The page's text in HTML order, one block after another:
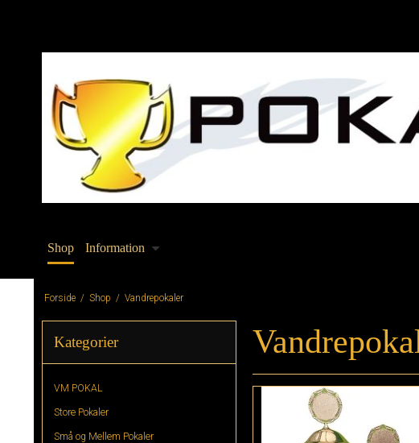
Shop Information
Forside / Shop / Vandrepokaler
Kategorier
VM POKAL
Store Pokaler
Små og Mellem Pokaler